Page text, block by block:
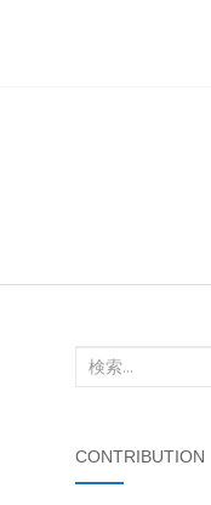
象:
CONTRIBUTION